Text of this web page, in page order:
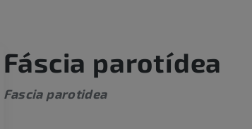
Fáscia parotídea
Fascia parotidea